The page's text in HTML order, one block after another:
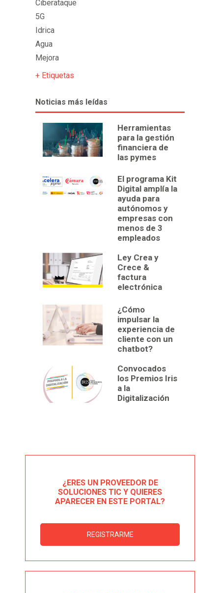
Ciberataque
5G
Idrica
Agua
Mejora
+ Etiquetas
Noticias más leídas
Herramientas
para la gestión
financiera de
las pymes
El programa Kit
Digital amplía la
ayuda para
autónomos y
empresas con
menos de 3
empleados
Ley Crea y
Crece &
factura
electrónica
¿Cómo
impulsar la
experiencia de
cliente con un
chatbot?
Convocados
los Premios Iris
a la
Digitalización
¿ERES UN PROVEEDOR DE
SOLUCIONES TIC Y QUIERES
APARECER EN ESTE PORTAL?
REGISTRARME